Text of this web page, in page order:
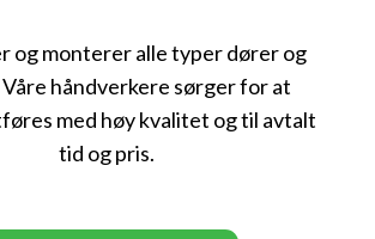
og monterer alle typer dører og
håndverkere sørger for at
med høy kvalitet og til avtalt
tid og pris.